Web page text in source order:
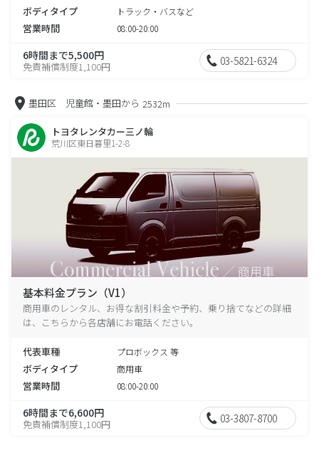
ボディタイプ トラック・バスなど
営業時間 08:00-20:00
6時間まで5,500円
免責補償制度1,100円 03-5821-6324
墨田区 児童館・墨田から 2532m
トヨタレンタカー三ノ輪
荒川区東日暮里1-2-8
基本料金プラン（V1）
商用車のレンタル、お得な割引料金や予約、乗り捨てなどの詳細
は、こちらから各店舗にお電話ください。
代表車種 プロボックス 等
ボディタイプ 商用車
営業時間 08:00-20:00
6時間まで6,600円
免責補償制度1,100円 03-3807-8700